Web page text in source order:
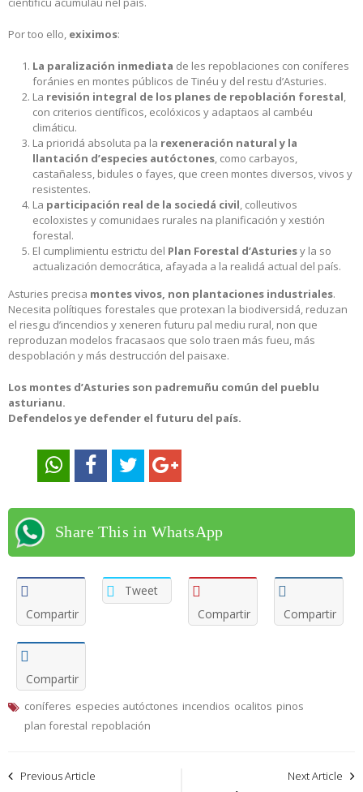
Por too ello, exiximos:
La paralización inmediata de les repoblaciones con coníferes
foránies en montes públicos de Tinéu y del restu d’Asturies.
La revisión integral de los planes de repoblación forestal,
con criterios científicos, ecolóxicos y adaptaos al cambéu
climáticu.
La prioridá absoluta pa la rexeneración natural y la
llantación d’especies autóctones, como carbayos,
castañaless, bidules o fayes, que creen montes diversos, vivos y
resistentes.
La participación real de la sociedá civil, colleutivos
ecoloxistes y comunidaes rurales na planificación y xestión
forestal.
El cumplimientu estrictu del Plan Forestal d’Asturiesy la so
actualización democrática, afayada a la realidá actual del país.
Asturies precisa montes vivos, non plantaciones industriales.
Necesita polítiques forestales que protexan la biodiversidá, reduzan
el riesgu d’incendios y xeneren futuru pal mediu rural, non que
reproduzan modelos fracasaos que solo traen más fueu, más
despoblación y más destrucción del paisaxe.
Los montes d’Asturies son padremuñu común del pueblu
asturianu.
Defendelos ye defender el futuru del país.
Share This in WhatsApp
Compartir
Tweet
Compartir
Compartir
Compartir
coníferes especies autóctones incendios ocalitos pinos
plan forestal repoblación
Navegación
Previous Article
Next Article